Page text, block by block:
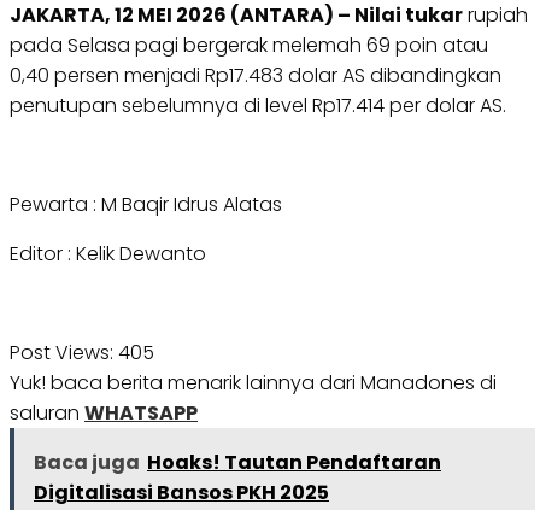
JAKARTA, 12 MEI 2026 (ANTARA) – Nilai tukarrupiah
pada Selasa pagi bergerak melemah 69 poin atau
0,40 persen menjadi Rp17.483 dolar AS dibandingkan
penutupan sebelumnya di level Rp17.414 per dolar AS.
Pewarta : M Baqir Idrus Alatas
Editor : Kelik Dewanto
Post Views: 405
Yuk! baca berita menarik lainnya dari Manadones di
saluran WHATSAPP
Baca juga Hoaks! Tautan Pendaftaran
Digitalisasi Bansos PKH 2025